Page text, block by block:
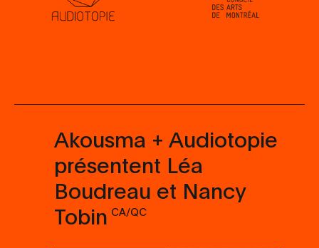
Akousma + Audiotopie
présentent Léa
Boudreau et Nancy
Tobin CA/QC